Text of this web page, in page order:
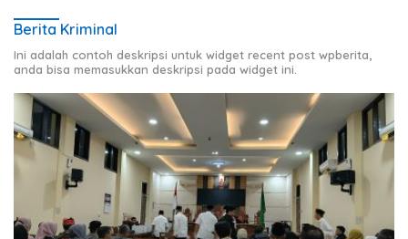
Berita Kriminal
Ini adalah contoh deskripsi untuk widget recent post wpberita,
anda bisa memasukkan deskripsi pada widget ini.